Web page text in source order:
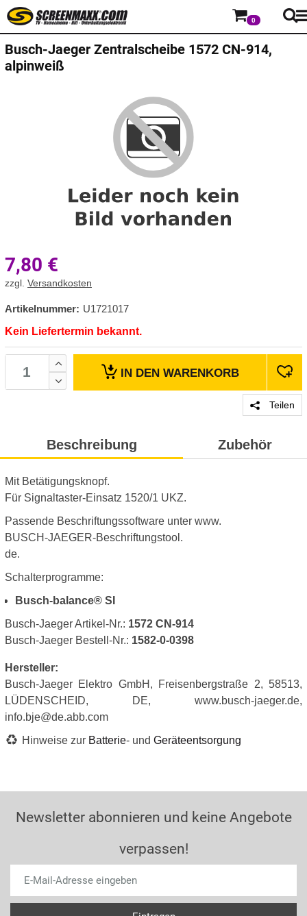
0
Busch-Jaeger Zentralscheibe 1572 CN-914,
alpinweiß
7,80 €
zzgl. Versandkosten
Artikelnummer: U1721017
Kein Liefertermin bekannt.
IN DEN WARENKORB
Teilen
Beschreibung Zubehör
Mit Betätigungsknopf.
Für Signaltaster-Einsatz 1520/1 UKZ.
Passende Beschriftungssoftware unter www.
BUSCH-JAEGER-Beschriftungstool.
de.
Schalterprogramme:
Busch-balance® SI
Busch-Jaeger Artikel-Nr.: 1572 CN-914
Busch-Jaeger Bestell-Nr.: 1582-0-0398
Hersteller:
Busch-Jaeger Elektro GmbH, Freisenbergstraße 2, 58513,
LÜDENSCHEID, DE, www.busch-jaeger.de,
info.bje@de.abb.com
Hinweise zur Batterie- und Geräteentsorgung
Newsletter abonnieren und keine Angebote
verpassen!